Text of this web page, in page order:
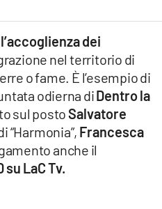
dei
nel territorio di
o fame. È l’esempio di
odierna diDentro la
sul postoSalvatore
“Harmonia”, Francesca
anche il
su LaC Tv.